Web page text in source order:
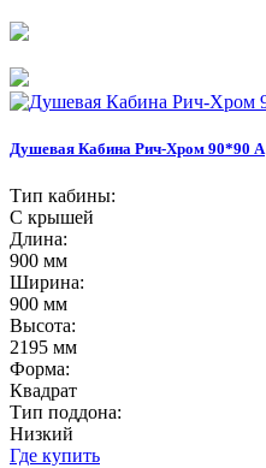
Душевая Кабина Рич-Хром 90*90 А
Тип кабины:
С крышей
Длина:
900 мм
Ширина:
900 мм
Высота:
2195 мм
Форма:
Квадрат
Тип поддона:
Низкий
Где купить